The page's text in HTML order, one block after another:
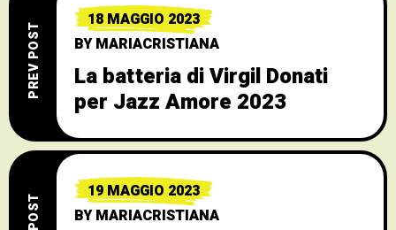
PREV POST
18 MAGGIO 2023
BYMARIACRISTIANA
La batteria di Virgil Donati
per Jazz Amore 2023
19 MAGGIO 2023
BYMARIACRISTIANA